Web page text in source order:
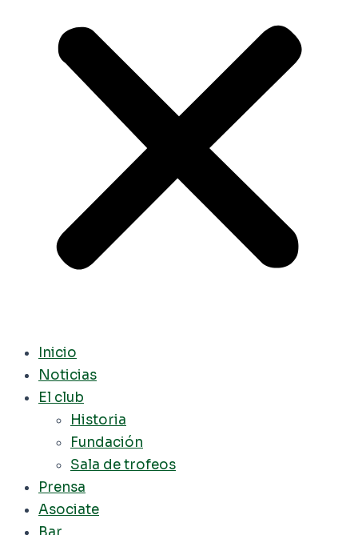
Inicio
Noticias
El club
Historia
Fundación
Sala de trofeos
Prensa
Asociate